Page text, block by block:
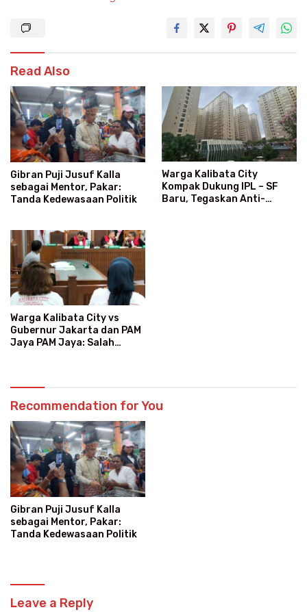
Read Also
Gibran Puji Jusuf Kalla
sebagai Mentor, Pakar:
Tanda Kedewasaan Politik
Warga Kalibata City
Kompak Dukung IPL – SF
Baru, Tegaskan Anti-
Warga Kalibata City vs
Gubernur Jakarta dan PAM
Jaya PAM Jaya: Salah
Recommendation for You
Gibran Puji Jusuf Kalla
sebagai Mentor, Pakar:
Tanda Kedewasaan Politik
Leave a Reply